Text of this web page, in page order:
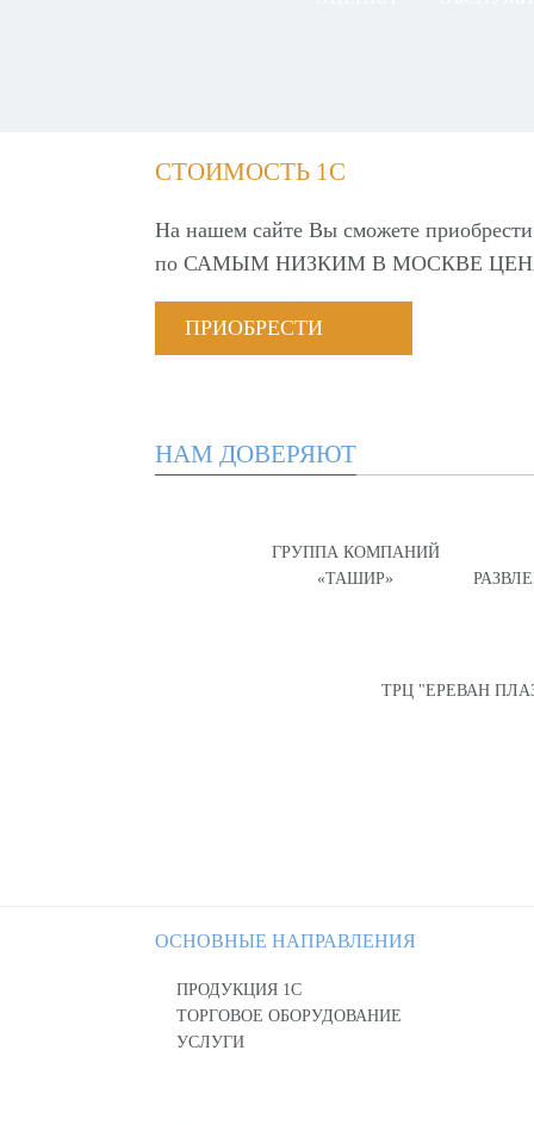
СТОИМОСТЬ 1С
На нашем сайте Вы сможете
по САМЫМ НИЗКИМ В МОСКВЕ
ПРИОБРЕСТИ
НАМ ДОВЕРЯЮТ
ГРУППА КОМПАНИЙ
«ТАШИР»
ТРЦ "ЕРЕВАН
ОСНОВНЫЕ НАПРАВЛЕНИЯ
ПРОДУКЦИЯ 1С
ТОРГОВОЕ ОБОРУДОВАНИЕ
УСЛУГИ